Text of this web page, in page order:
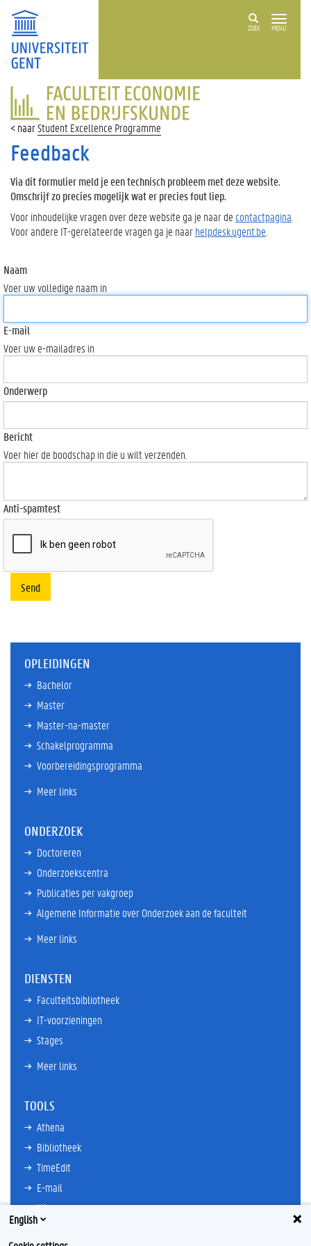
ZOEK MENU
FACULTEIT
ECONOMIE
EN
BEDRIJFSKUNDE
Student Excellence Programme
Feedback
Via dit formulier meld je een technisch probleem met deze website.
Omschrijf zo precies mogelijk wat er precies fout liep.
Voor inhoudelijke vragen over deze website ga je naar de contactpagina
Voor andere IT-gerelateerde vragen ga je naarhelpdesk.ugent.be
Naam
Voer uw volledige naam in
E-mail
Voer uw e-mailadres in
Onderwerp
Bericht
Voer hier de boodschap in die u wilt verzenden.
Anti-spamtest
Send
OPLEIDINGEN
Bachelor
Master
Master-na-master
Schakelprogramma
Voorbereidingsprogramma
Meer links
ONDERZOEK
Doctoreren
Onderzoekscentra
Publicaties per vakgroep
Algemene Informatie over Onderzoek aan de faculteit
Meer links
DIENSTEN
Faculteitsbibliotheek
IT-voorzieningen
Stages
Meer links
TOOLS
Athena
Bibliotheek
TimeEdit
E-mail
Ufora
Oasis
English